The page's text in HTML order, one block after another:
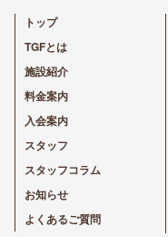
トップ
TGFとは
施設紹介
料金案内
入会案内
スタッフ
スタッフコラム
お知らせ
よくあるご質問